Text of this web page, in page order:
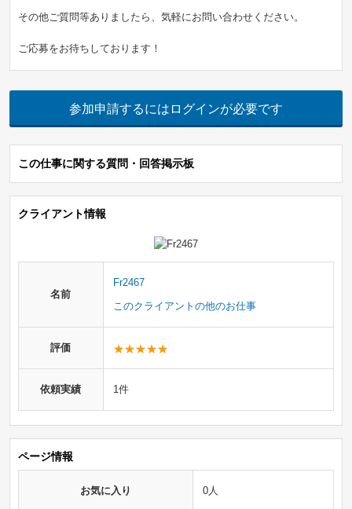
その他ご質問等ありましたら、気軽にお問い合わせください。
ご応募をお待ちしております！
参加申請するにはログインが必要です
この仕事に関する質問・回答掲示板
クライアント情報
名前
Fr2467
このクライアントの他のお仕事
評価
依頼実績 1件
ページ情報
お気に入り 0人